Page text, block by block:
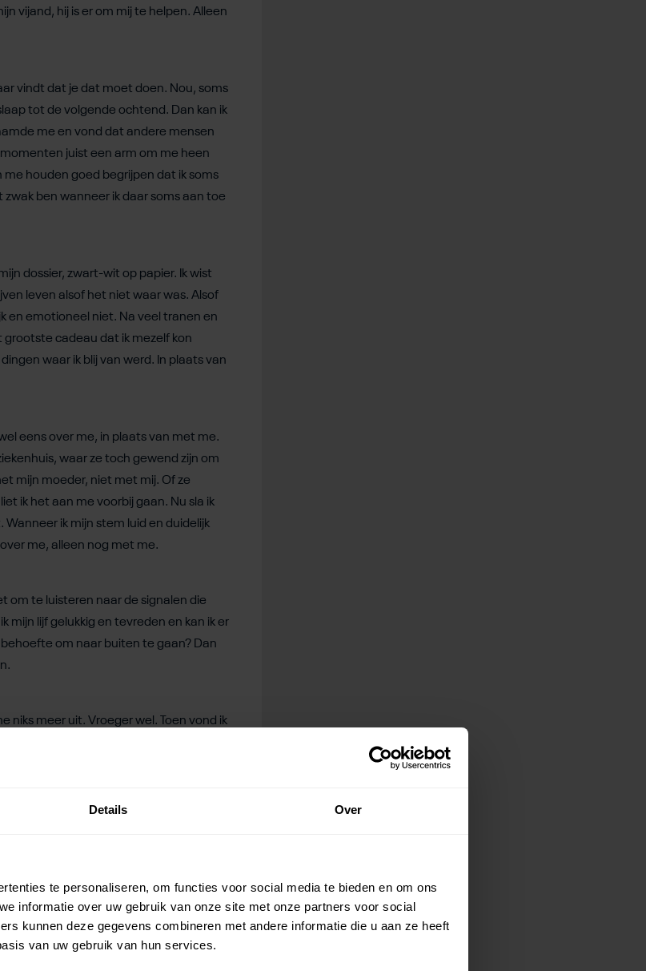
Details Over
te personaliseren, om functies voor social media te bieden en om ons
informatie over uw gebruik van onze site met onze partners voor social
kunnen deze gegevens combineren met andere informatie die u aan ze heeft
van uw gebruik van hun services.
vijand, hij is er om mij te helpen. Alleen
vindt dat je dat moet doen. Nou, soms
tot de volgende ochtend. Dan kan ik
me en vond dat andere mensen
juist een arm om me heen
houden goed begrijpen dat ik soms
ben wanneer ik daar soms aan toe
dossier, zwart-wit op papier. Ik wist
leven alsof het niet waar was. Alsof
en emotioneel niet. Na veel tranen en
cadeau dat ik mezelf kon
waar ik blij van werd. In plaats van
eens over me, in plaats van met me.
waar ze toch gewend zijn om
mijn moeder, niet met mij. Of ze
ik het aan me voorbij gaan. Nu sla ik
Wanneer ik mijn stem luid en duidelijk
me, alleen nog met me.
om te luisteren naar de signalen die
mijn lijf gelukkig en tevreden en kan ik er
behoefte om naar buiten te gaan? Dan
niks meer uit. Vroeger wel. Toen vond ik
ik erin zat. Nu zie ik het als mijn
interesseert me niet. Ik heb weinig
zijn niet opgezegd of officieel
wereld kleiner geworden. Mijn
verder dan ons dorp kom ik niet meer.
ik vaak moe ben. Ik troost mezelf met